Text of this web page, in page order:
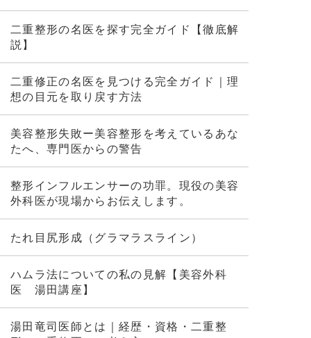
二重整形の名医を探す完全ガイド【徹底解
説】
二重修正の名医を見つける完全ガイド｜理
想の目元を取り戻す方法
美容整形失敗ー美容整形を考えているあな
たへ、専門医からの警告
整形インフルエンサーの功罪。現役の美容
外科医が現場からお伝えします。
たれ目尻形成（グラマラスライン）
ハムラ法についての私の見解【美容外科
医 湯田講座】
湯田竜司医師とは｜経歴・資格・二重整